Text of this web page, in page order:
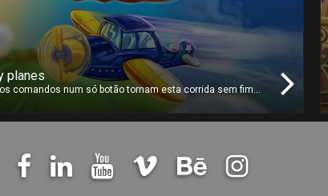
planes
comandos num só botão tornam esta corrida sem fim
de aprender mas difícil de dominar. Evite todos os